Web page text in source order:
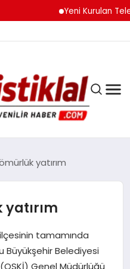
Yeni Kurulan
yatırım
ilçesinin tamamında
Büyükşehir Belediyesi